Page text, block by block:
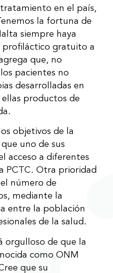
en el país,
la fortuna de
siempre haya
gratuito a
que, no
pacientes no
desarrolladas en
productos de
objetivos de la
uno de sus
acceso a diferentes
PCTC. Otra prioridad
número de
mediante la
entre la población
de la salud.
orgulloso de que la
como ONM
que su